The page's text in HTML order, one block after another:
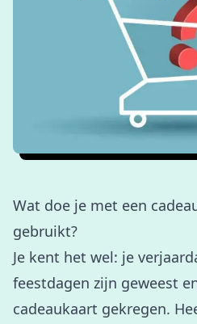
Wat doe je met een
gebruikt?
Je kent het wel: je
feestdagen zijn geweest
cadeaukaart gekregen.